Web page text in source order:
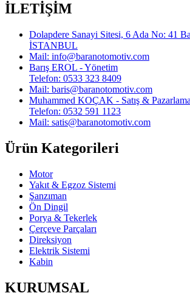
İLETİŞİM
Dolapdere Sanayi Sitesi, 6 Ada No: 41
İSTANBUL
Mail: info@baranotomotiv.com
Barış EROL - Yönetim
Telefon: 0533 323 8409
Mail: baris@baranotomotiv.com
Muhammed KOÇAK - Satış & Pazarlama
Telefon: 0532 591 1123
Mail: satis@baranotomotiv.com
Ürün Kategorileri
Motor
Yakıt & Egzoz Sistemi
Şanzıman
Ön Dingil
Porya & Tekerlek
Çerçeve Parçaları
Direksiyon
Elektrik Sistemi
Kabin
KURUMSAL